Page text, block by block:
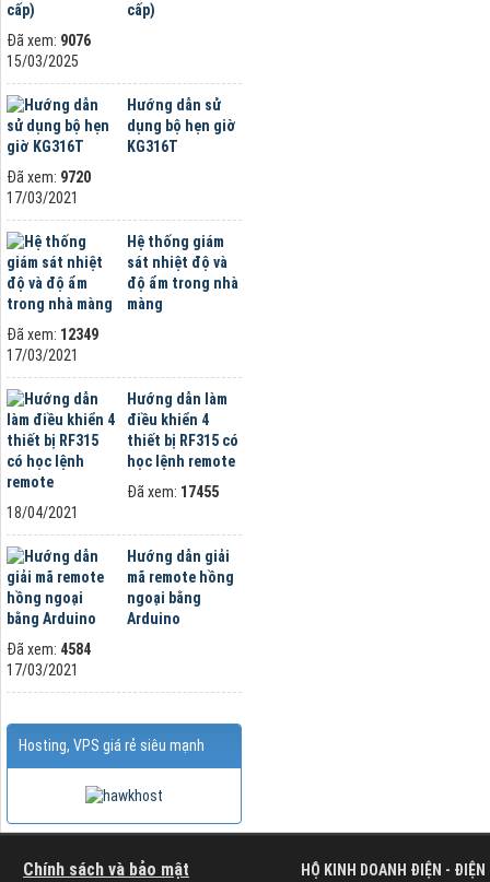
cấp)
Đã xem: 9076
15/03/2025
Hướng dẫn sử
dụng bộ hẹn giờ
KG316T
Đã xem: 9720
17/03/2021
Hệ thống giám
sát nhiệt độ và
độ ẩm trong nhà
màng
Đã xem: 12349
17/03/2021
Hướng dẫn làm
điều khiển 4
thiết bị RF315 có
học lệnh remote
Đã xem: 17455
18/04/2021
Hướng dẫn giải
mã remote hồng
ngoại bằng
Arduino
Đã xem: 4584
17/03/2021
Hosting, VPS giá rẻ siêu mạnh
Chính sách và bảo mật HỘ KINH DOANH ĐIỆN - ĐIỆN